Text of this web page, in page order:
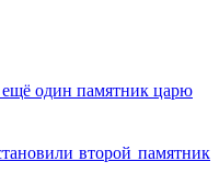
ещё один памятник царю
второй памятник